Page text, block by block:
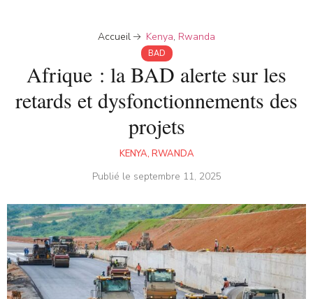
Accueil Kenya, Rwanda
BAD
Afrique : la BAD alerte sur les
retards et dysfonctionnements des
projets
KENYA, RWANDA
Publié le septembre 11, 2025